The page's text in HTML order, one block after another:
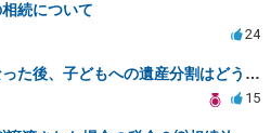
続について
24
再婚同士の親が亡くなった後、子どもへの遺産分割はどうなる？
15